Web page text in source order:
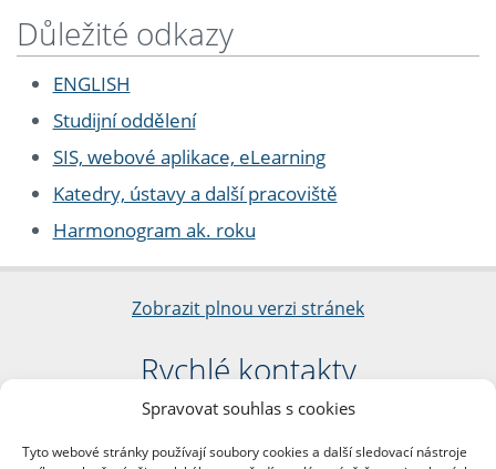
Spravovat souhlas s cookies
Tyto webové stránky používají soubory cookies a další sledovací nástroje
Důležité odkazy
ENGLISH
Studijní oddělení
SIS, webové aplikace, eLearning
Katedry, ústavy a další pracoviště
Harmonogram ak. roku
Zobrazit plnou verzi stránek
Rychlé kontakty
Filozofická fakulta
nám. Jana Palacha 1/2